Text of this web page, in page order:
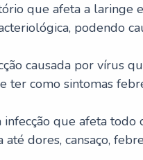
que afeta a laringe
podendo
causada por vírus
ter como sintomas
que afeta todo
dores, cansaço,